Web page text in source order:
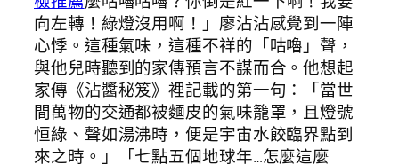
向左轉！綠燈沒用啊！」廖沾沾感覺到一陣
心悸。這種氣味，這種不祥的「咕嚕」聲，
與他兒時聽到的家傳預言不謀而合。他想起
家傳《沾醬秘笈》裡記載的第一句：「當世
間萬物的交通都被麵皮的氣味籠罩，且燈號
恒綠、聲如湯沸時，便是宇宙水餃臨界點到
來之時。」「七點五個地球年…怎麼這麼